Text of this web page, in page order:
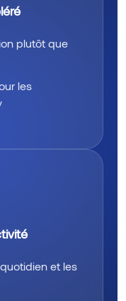
plutôt que
les
et les